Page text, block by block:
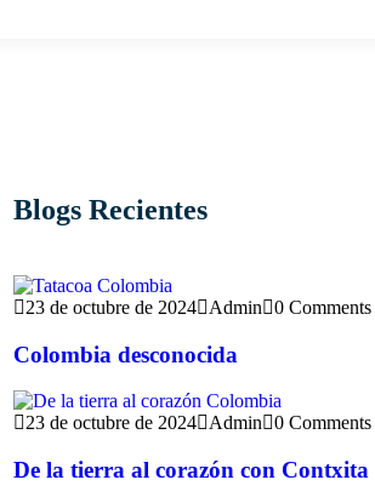
Blogs Recientes
23 de octubre de 2024 Admin 0 Comments
Colombia desconocida
23 de octubre de 2024 Admin 0 Comments
De la tierra al corazón con